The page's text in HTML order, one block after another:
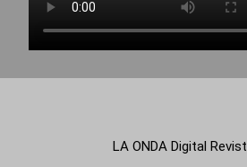
LA ONDA Digital